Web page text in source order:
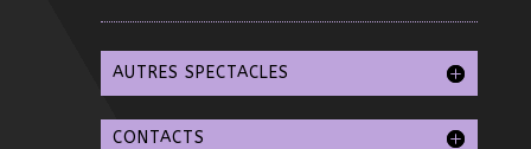
AUTRES SPECTACLES
CONTACTS